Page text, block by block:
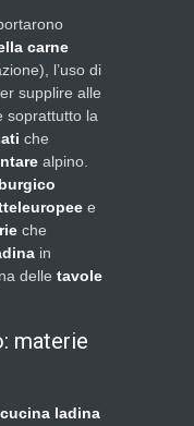
carne
l’uso di
supplire alle
soprattutto la
che
alpino.
e
che
in
delle tavole
materie
cucina ladina